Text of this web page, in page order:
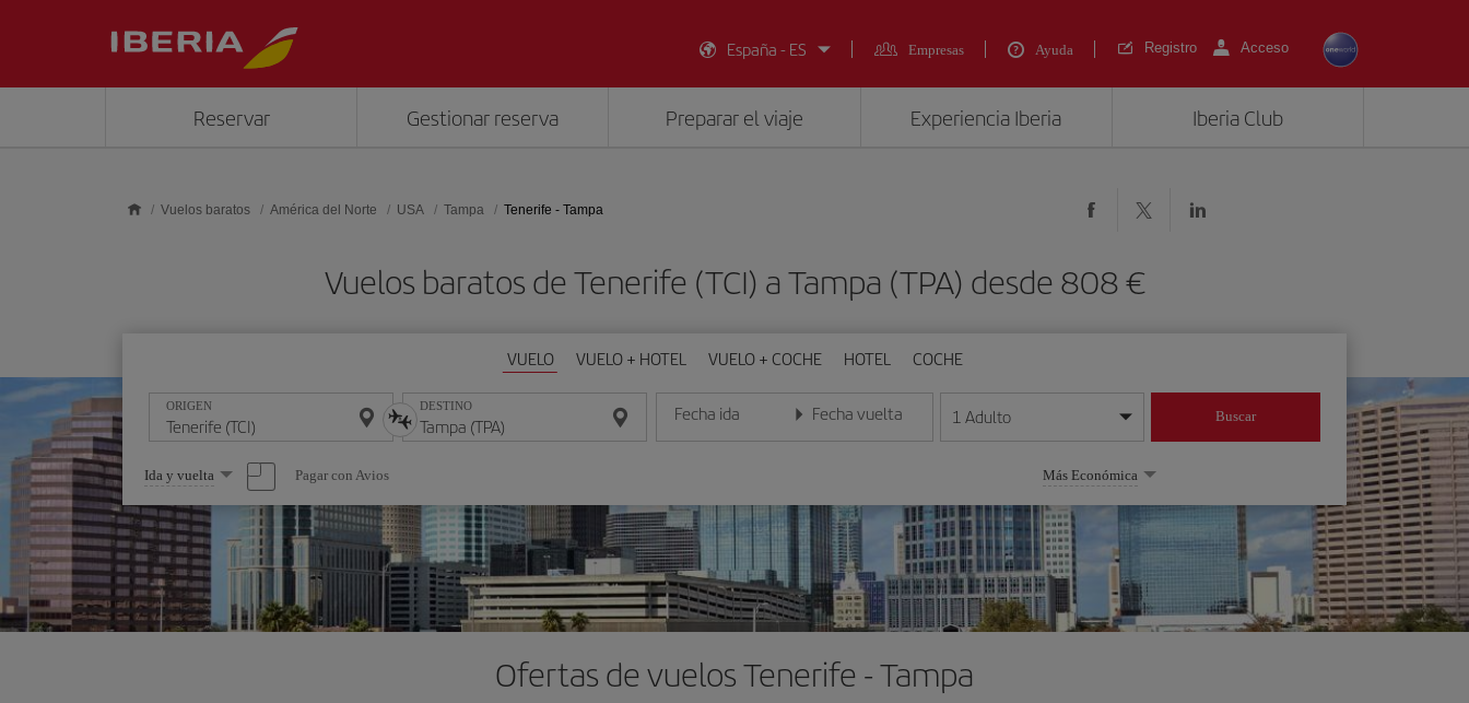
España - ES
Empresas Ayuda Registro Acceso
Reservar Gestionar reserva Preparar el viaje Experiencia Iberia Iberia Club
Vuelos baratos América del Norte USA Tampa Tenerife - Tampa
Vuelos baratos de Tenerife (TCI) a Tampa (TPA) desde 808 €
VUELO VUELO + HOTEL VUELO + COCHE HOTEL COCHE
ORIGEN DESTINO Fecha ida
Introduce la fecha en formato día/mes/año
Fecha vuelta
Introduce la fecha en formato día/mes/año
1 Adulto Buscar
Seleccione
una
opción
Ida y vuelta Pagar con Avios Más Económica
Ofertas de vuelos Tenerife - Tampa